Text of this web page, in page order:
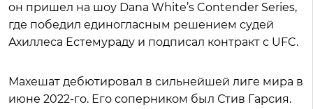
он пришел на шоу Dana White’s Contender Series,
где победил единогласным решением судей
Ахиллеса Естемураду и подписал контракт с UFC.
Махешат дебютировал в сильнейшей лиге мира в
июне 2022-го. Его соперником был Стив Гарсия.